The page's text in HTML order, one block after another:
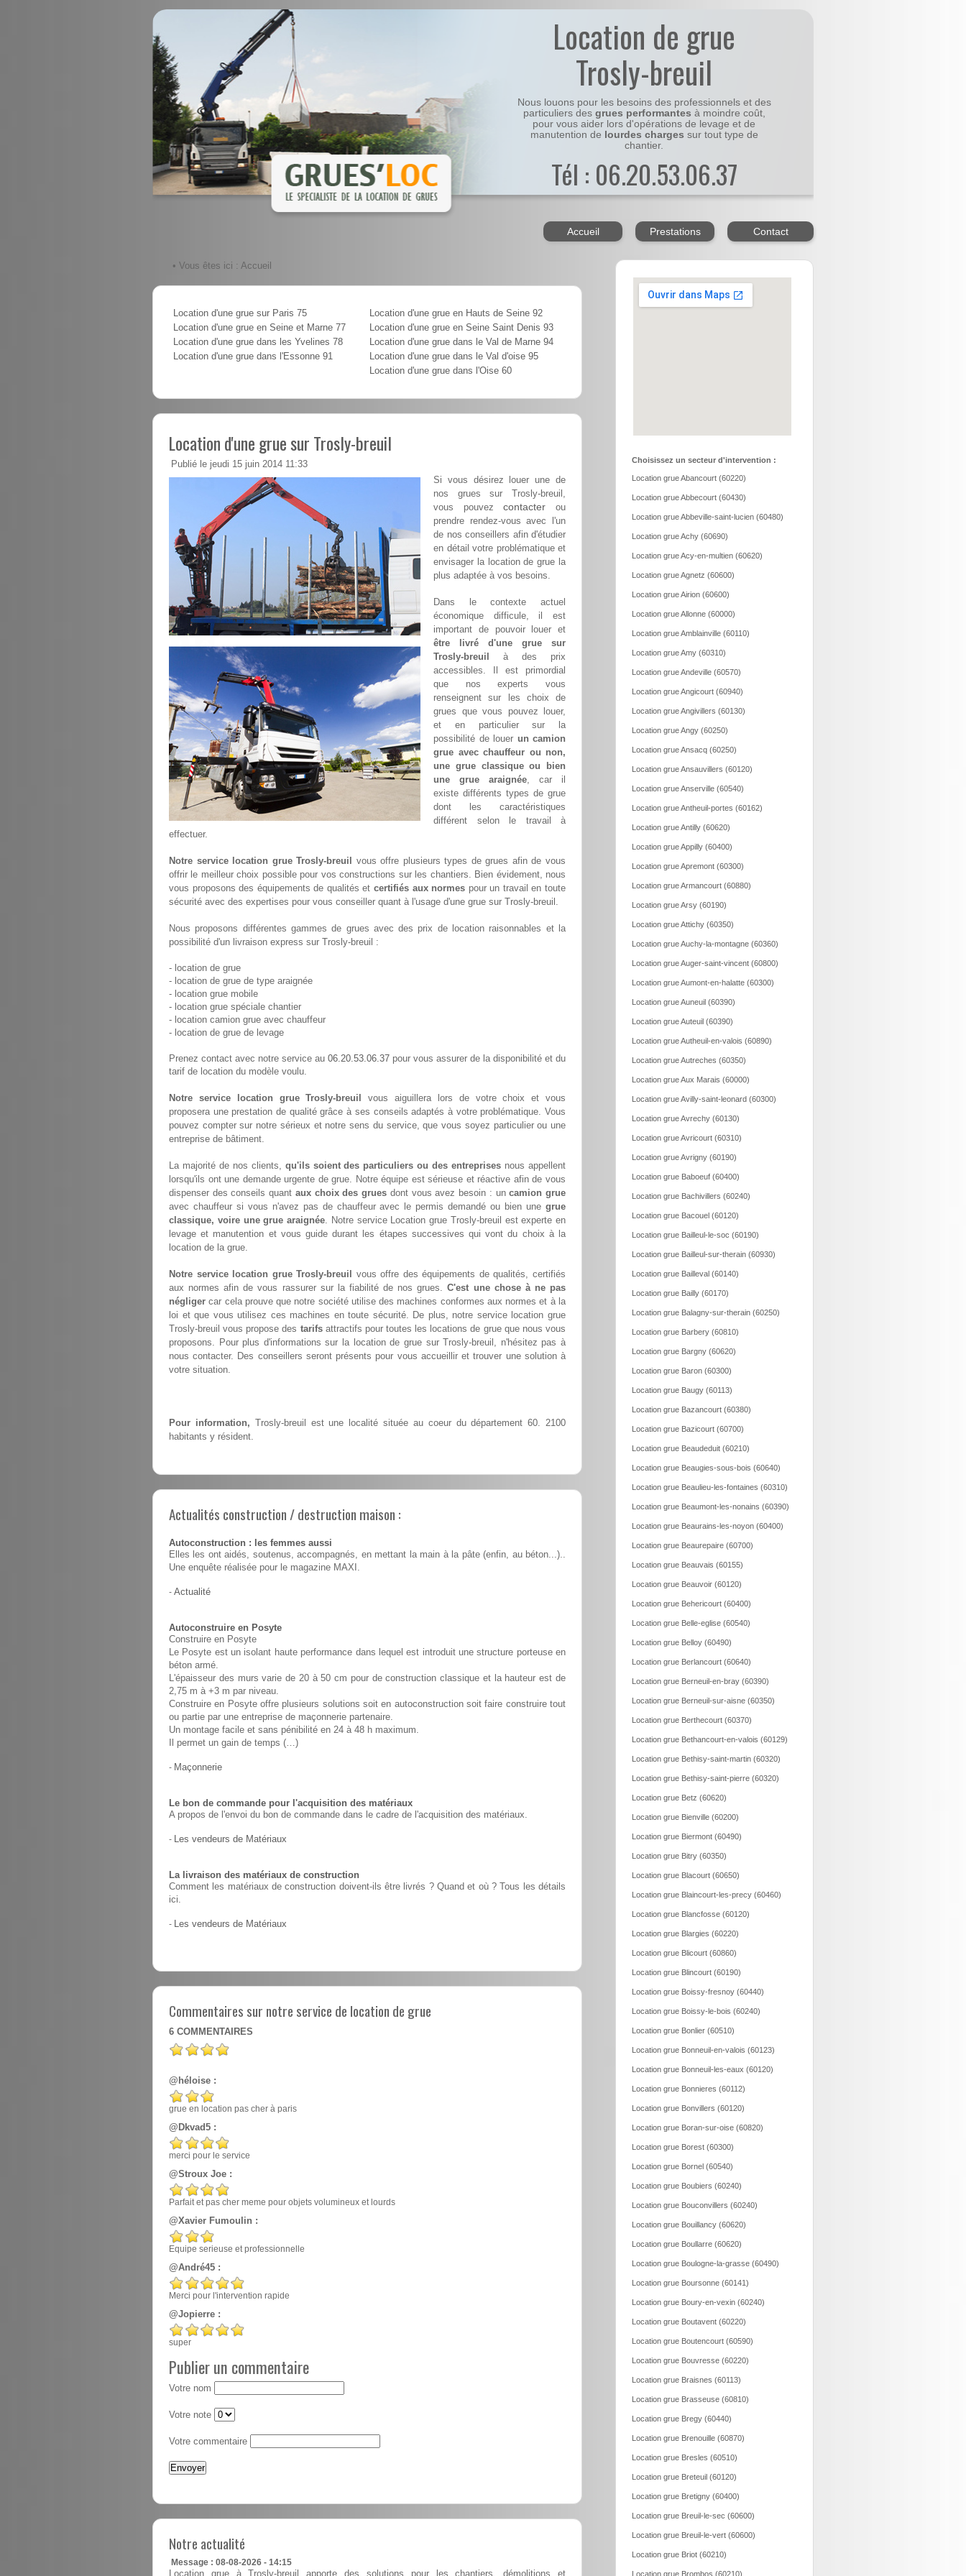
Location de grue
Trosly-breuil
Nous louons pour les besoins des professionnels et des
particuliers des grues performantes à moindre coût,
pour vous aider lors d'opérations de levage et de
manutention de lourdes charges sur tout type de
chantier.
Tél : 06.20.53.06.37
Accueil Prestations Contact
• Vous êtes ici : Accueil
Location d'une grue sur Paris 75
Location d'une grue en Seine et Marne 77
Location d'une grue dans les Yvelines 78
Location d'une grue dans l'Essonne 91
Location d'une grue en Hauts de Seine 92
Location d'une grue en Seine Saint Denis 93
Location d'une grue dans le Val de Marne 94
Location d'une grue dans le Val d'oise 95
Location d'une grue dans l'Oise 60
Location d'une grue sur Trosly-breuil
Publié le jeudi 15 juin 2014 11:33
Si vous désirez louer une de
nos grues sur Trosly-breuil,
vous pouvezcontacter ou
prendre rendez-vous avec l'un
de nos conseillers afin d'étudier
en détail votre problématique et
envisager la location de grue la
plus adaptée à vos besoins.
Dans le contexte actuel
économique difficule, il est
important de pouvoir louer et
être livré d'une grue sur
Trosly-breuil
à des prix
accessibles. Il est primordial
que nos experts vous
renseignent sur les choix de
grues que vous pouvez louer,
et en particulier sur la
possibilité de louer un camion
grue avec chauffeur ou non,
une grue classique ou bien
une grue araignée, car il
existe différents types de grue
dont les caractéristiques
différent selon le travail à
effectuer.
Notre service location grue Trosly-breuil
vous offre plusieurs types de grues afin de vous
offrir le meilleur choix possible pour vos constructions sur les chantiers. Bien évidement, nous
vous proposons des équipements de qualités et certifiés aux normes pour un travail en toute
sécurité avec des expertises pour vous conseiller quant à l'usage d'une grue sur Trosly-breuil.
Nous proposons différentes gammes de grues avec des prix de location raisonnables et la
possibilité d'un livraison express sur Trosly-breuil :
- location de grue
- location de grue de type araignée
- location grue mobile
- location grue spéciale chantier
- location camion grue avec chauffeur
- location de grue de levage
Prenez contact avec notre service au 06.20.53.06.37 pour vous assurer de la disponibilité et du
tarif de location du modèle voulu.
Notre service location grue Trosly-breuil
vous aiguillera lors de votre choix et vous
proposera une prestation de qualité grâce à ses conseils adaptés à votre problématique. Vous
pouvez compter sur notre sérieux et notre sens du service, que vous soyez particulier ou une
entreprise de bâtiment.
La majorité de nos clients, qu'ils soient des particuliers ou des entreprises nous appellent
lorsqu'ils ont une demande urgente de grue. Notre équipe est sérieuse et réactive afin de vous
dispenser des conseils quant aux choix des grues dont vous avez besoin : uncamion grue
avec chauffeur si vous n'avez pas de chauffeur avec le permis demandé ou bien une grue
classique, voire une grue araignée. Notre service Location grue Trosly-breuil est experte en
levage et manutention et vous guide durant les étapes successives qui vont du choix à la
location de la grue.
Notre service location grue Trosly-breuil
vous offre des équipements de qualités, certifiés
aux normes afin de vous rassurer sur la fiabilité de nos grues.C'est une chose à ne pas
négliger car cela prouve que notre société utilise des machines conformes aux normes et à la
loi et que vous utilisez ces machines en toute sécurité. De plus, notre service location grue
Trosly-breuil vous propose des tarifsattractifs pour toutes les locations de grue que nous vous
proposons. Pour plus d'informations sur la location de grue sur Trosly-breuil, n'hésitez pas à
nous contacter. Des conseillers seront présents pour vous accueillir et trouver une solution à
votre situation.
Pour information, Trosly-breuil est une localité située au coeur du département 60. 2100
habitants y résident.
Actualités construction / destruction maison :
Autoconstruction : les femmes aussi
Elles les ont aidés, soutenus, accompagnés, en mettant la main à la pâte (enfin, au béton...)..
Une enquête réalisée pour le magazine MAXI.
- Actualité
Autoconstruire en Posyte
Construire en Posyte
Le Posyte est un isolant haute performance dans lequel est introduit une structure porteuse en
béton armé.
L'épaisseur des murs varie de 20 à 50 cm pour de construction classique et la hauteur est de
2,75 m à +3 m par niveau.
Construire en Posyte offre plusieurs solutions soit en autoconstruction soit faire construire tout
ou partie par une entreprise de maçonnerie partenaire.
Un montage facile et sans pénibilité en 24 à 48 h maximum.
Il permet un gain de temps (…)
- Maçonnerie
Le bon de commande pour l'acquisition des matériaux
A propos de l'envoi du bon de commande dans le cadre de l'acquisition des matériaux.
- Les vendeurs de Matériaux
La livraison des matériaux de construction
Comment les matériaux de construction doivent-ils être livrés ? Quand et où ? Tous les détails
ici.
- Les vendeurs de Matériaux
Commentaires sur notre service de location de grue
6 COMMENTAIRES
@héloise :
grue en location pas cher à paris
@Dkvad5 :
merci pour le service
@Stroux Joe :
Parfait et pas cher meme pour objets volumineux et lourds
@Xavier Fumoulin :
Equipe serieuse et professionnelle
@André45 :
Merci pour l'intervention rapide
@Jopierre :
super
Publier un commentaire
Votre nom
Votre note
Votre commentaire
Notre actualité
Message : 08-08-2026 - 14:15
Choisissez un secteur d'intervention :
Location grue Abancourt (60220)
Location grue Abbecourt (60430)
Location grue Abbeville-saint-lucien (60480)
Location grue Achy (60690)
Location grue Acy-en-multien (60620)
Location grue Agnetz (60600)
Location grue Airion (60600)
Location grue Allonne (60000)
Location grue Amblainville (60110)
Location grue Amy (60310)
Location grue Andeville (60570)
Location grue Angicourt (60940)
Location grue Angivillers (60130)
Location grue Angy (60250)
Location grue Ansacq (60250)
Location grue Ansauvillers (60120)
Location grue Anserville (60540)
Location grue Antheuil-portes (60162)
Location grue Antilly (60620)
Location grue Appilly (60400)
Location grue Apremont (60300)
Location grue Armancourt (60880)
Location grue Arsy (60190)
Location grue Attichy (60350)
Location grue Auchy-la-montagne (60360)
Location grue Auger-saint-vincent (60800)
Location grue Aumont-en-halatte (60300)
Location grue Auneuil (60390)
Location grue Auteuil (60390)
Location grue Autheuil-en-valois (60890)
Location grue Autreches (60350)
Location grue Aux Marais (60000)
Location grue Avilly-saint-leonard (60300)
Location grue Avrechy (60130)
Location grue Avricourt (60310)
Location grue Avrigny (60190)
Location grue Baboeuf (60400)
Location grue Bachivillers (60240)
Location grue Bacouel (60120)
Location grue Bailleul-le-soc (60190)
Location grue Bailleul-sur-therain (60930)
Location grue Bailleval (60140)
Location grue Bailly (60170)
Location grue Balagny-sur-therain (60250)
Location grue Barbery (60810)
Location grue Bargny (60620)
Location grue Baron (60300)
Location grue Baugy (60113)
Location grue Bazancourt (60380)
Location grue Bazicourt (60700)
Location grue Beaudeduit (60210)
Location grue Beaugies-sous-bois (60640)
Location grue Beaulieu-les-fontaines (60310)
Location grue Beaumont-les-nonains (60390)
Location grue Beaurains-les-noyon (60400)
Location grue Beaurepaire (60700)
Location grue Beauvais (60155)
Location grue Beauvoir (60120)
Location grue Behericourt (60400)
Location grue Belle-eglise (60540)
Location grue Belloy (60490)
Location grue Berlancourt (60640)
Location grue Berneuil-en-bray (60390)
Location grue Berneuil-sur-aisne (60350)
Location grue Berthecourt (60370)
Location grue Bethancourt-en-valois (60129)
Location grue Bethisy-saint-martin (60320)
Location grue Bethisy-saint-pierre (60320)
Location grue Betz (60620)
Location grue Bienville (60200)
Location grue Biermont (60490)
Location grue Bitry (60350)
Location grue Blacourt (60650)
Location grue Blaincourt-les-precy (60460)
Location grue Blancfosse (60120)
Location grue Blargies (60220)
Location grue Blicourt (60860)
Location grue Blincourt (60190)
Location grue Boissy-fresnoy (60440)
Location grue Boissy-le-bois (60240)
Location grue Bonlier (60510)
Location grue Bonneuil-en-valois (60123)
Location grue Bonneuil-les-eaux (60120)
Location grue Bonnieres (60112)
Location grue Bonvillers (60120)
Location grue Boran-sur-oise (60820)
Location grue Borest (60300)
Location grue Bornel (60540)
Location grue Boubiers (60240)
Location grue Bouconvillers (60240)
Location grue Bouillancy (60620)
Location grue Boullarre (60620)
Location grue Boulogne-la-grasse (60490)
Location grue Boursonne (60141)
Location grue Boury-en-vexin (60240)
Location grue Boutavent (60220)
Location grue Boutencourt (60590)
Location grue Bouvresse (60220)
Location grue Braisnes (60113)
Location grue Brasseuse (60810)
Location grue Bregy (60440)
Location grue Brenouille (60870)
Location grue Bresles (60510)
Location grue Breteuil (60120)
Location grue Bretigny (60400)
Location grue Breuil-le-sec (60600)
Location grue Breuil-le-vert (60600)
Location grue Briot (60210)
Location grue Brombos (60210)